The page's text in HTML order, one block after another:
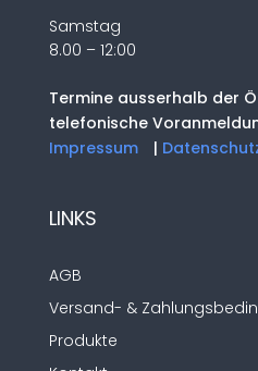
Samstag
8.00 – 12:00
Termine ausserhalb der
telefonische
Impressum
|
LINKS
AGB
Versand- &
Produkte